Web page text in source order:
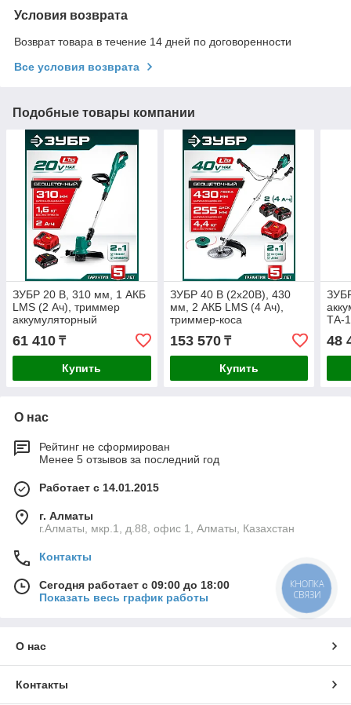
Условия возврата
Возврат товара в течение 14 дней по договоренности
Все условия возврата
Подобные товары компании
ЗУБР 20 В, 310 мм, 1 АКБ
LMS (2 Ач), триммер
аккумуляторный
бесщеточный (ТАБ-2031-
21)
61 410 ₸
Купить
ЗУБР 40 В (2x20В), 430
мм, 2 АКБ LMS (4 Ач),
триммер-коса
бесщеточный (ТАБ-4043-
42)
153 570₸
Купить
ТА-
48
О нас
Рейтинг не сформирован
Менее 5 отзывов за последний год
Работает с 14.01.2015
г. Алматы
г.Алматы, мкр.1, д.88, офис 1, Алматы, Казахстан
Контакты
Сегодня работает с 09:00 до 18:00
Показать весь график работы
О нас
Контакты
КНОПКА
СВЯЗИ